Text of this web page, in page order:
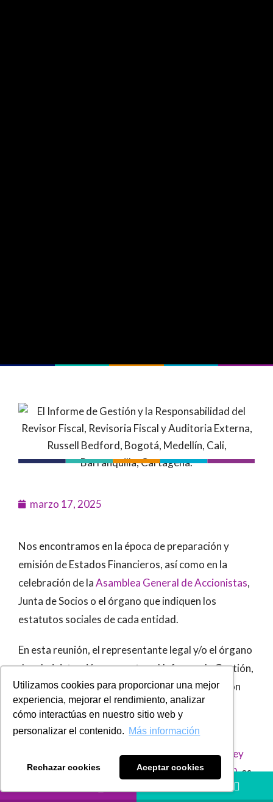
Utilizamos cookies para proporcionar una mejor
experiencia, mejorar el rendimiento, analizar
cómo interactúas en nuestro sitio web y
personalizar el contenido. Más información
Rechazar cookies Aceptar cookies
marzo 17, 2025
Nos encontramos en la época de preparación y
emisión de Estados Financieros, así como en la
celebración de laAsamblea General de Accionistas,
Junta de Socios o el órgano que indiquen los
estatutos sociales de cada entidad.
En esta reunión, el representante legal y/o el órgano
de administración, presentan el Informe de Gestión,
un documento clave que consolida la información
sobre la situación económica, administrativa y
Este informe, regulado por elArtículo 47 de la Ley
222 de 1995, modificado por laLey 603 de 2000, es
un instrumento fundamental para la toma de